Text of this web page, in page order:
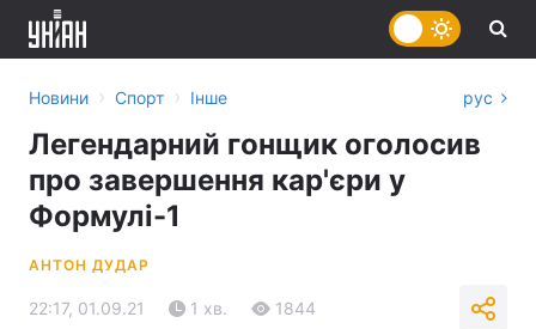
Новини › Спорт › Інше рус
Легендарний гонщик оголосив
про завершення кар'єри у
Формулі-1
АНТОН ДУДАР
22:17, 01.09.21 1 хв. 1844